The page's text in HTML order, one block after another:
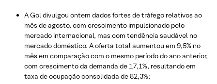
A Gol divulgou ontem dados fortes de tráfego relativos ao
mês de agosto, com crescimento impulsionado pelo
mercado internacional, mas com tendência saudável no
mercado doméstico. A oferta total aumentou em 9,5% no
mês em comparação com o mesmo período do ano anterior,
com crescimento da demanda de 17,1%, resultando em
taxa de ocupação consolidada de 82,3%;